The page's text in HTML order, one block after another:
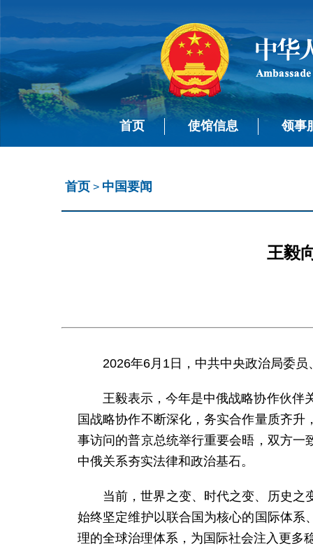
首页 使馆信息 领事
首页 > 中国要闻
王毅
2026年6月1日，中共中央政治局委
王毅表示，今年是中俄战略协作伙伴
国战略协作不断深化，务实合作量质齐
事访问的普京总统举行重要会晤，双方
中俄关系夯实法律和政治基石。
当前，世界之变、时代之变、历史之
始终坚定维护以联合国为核心的国际体
理的全球治理体系，为国际社会注入更多